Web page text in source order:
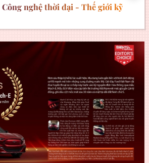
nghệ thời đại - Thế giới kỹ